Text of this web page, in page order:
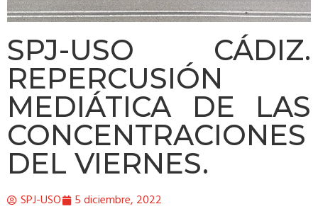
SPJ-USO CÁDIZ.
REPERCUSIÓN
MEDIÁTICA DE LAS
CONCENTRACIONES
DEL VIERNES.
SPJ-USO 5 diciembre, 2022